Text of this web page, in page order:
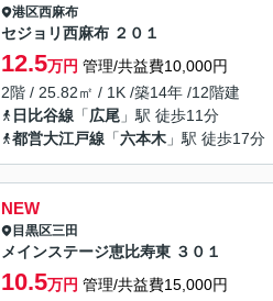
港区西麻布
セジョリ西麻布 ２０１
12.5万円 管理/共益費10,000円
2階 / 25.82㎡ / 1K /築14年 /12階建
日比谷線 「広尾 」駅 徒歩11分
都営大江戸線 「六本木 」駅 徒歩17分
NEW
目黒区三田
メインステージ恵比寿東 ３０１
10.5万円 管理/共益費15,000円